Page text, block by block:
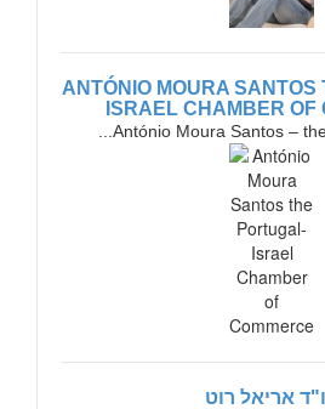
ANTÓNIO MOURA SANTOS
ISRAEL CHAMBER OF
António Moura Santos – the
אריאל רוט